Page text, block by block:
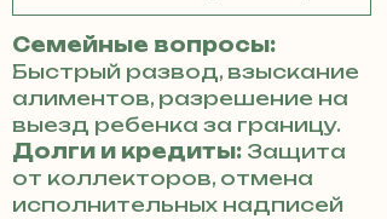
Семейные вопросы:
Быстрый развод, взыскание
алиментов, разрешение на
выезд ребенка за границу.
Долги и кредиты: Защита
от коллекторов, отмена
исполнительных надписей